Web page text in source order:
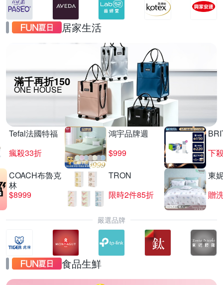
居家生活
滿千再折150
ONE HOUSE
Tefal法國特福
瘋殺33折
鴻宇品牌週
$999
下
COACH布魯克
林
$8999
TRON
限時2件85折
東
贈
嚴選品牌
食品生鮮